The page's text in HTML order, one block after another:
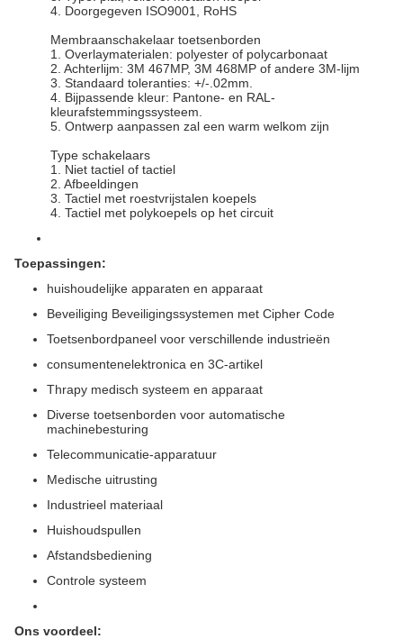
4. Doorgegeven ISO9001, RoHS
Membraanschakelaar toetsenborden
1. Overlaymaterialen: polyester of polycarbonaat
2. Achterlijm: 3M 467MP, 3M 468MP of andere 3M-lijm
3. Standaard toleranties: +/-.02mm.
4. Bijpassende kleur: Pantone- en RAL-
kleurafstemmingssysteem.
5. Ontwerp aanpassen zal een warm welkom zijn
Type schakelaars
1. Niet tactiel of tactiel
2. Afbeeldingen
3. Tactiel met roestvrijstalen koepels
4. Tactiel met polykoepels op het circuit
Toepassingen:
huishoudelijke apparaten en apparaat
Beveiliging Beveiligingssystemen met Cipher Code
Toetsenbordpaneel voor verschillende industrieën
consumentenelektronica en 3C-artikel
Thrapy medisch systeem en apparaat
Diverse toetsenborden voor automatische
machinebesturing
Telecommunicatie-apparatuur
Medische uitrusting
Industrieel materiaal
Huishoudspullen
Afstandsbediening
Controle systeem
Ons voordeel: